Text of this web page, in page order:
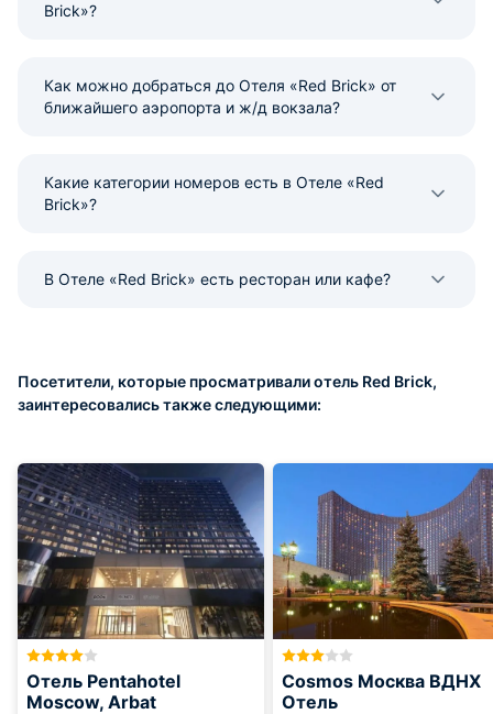
Brick»?
Как можно добраться до Отеля «Red Brick» от
ближайшего аэропорта и ж/д вокзала?
Какие категории номеров есть в Отеле «Red
Brick»?
В Отеле «Red Brick» есть ресторан или кафе?
Посетители, которые просматривали отель Red Brick,
заинтересовались также следующими:
Отель Pentahotel
Moscow, Arbat
Cosmos Москва ВДНХ
Отель